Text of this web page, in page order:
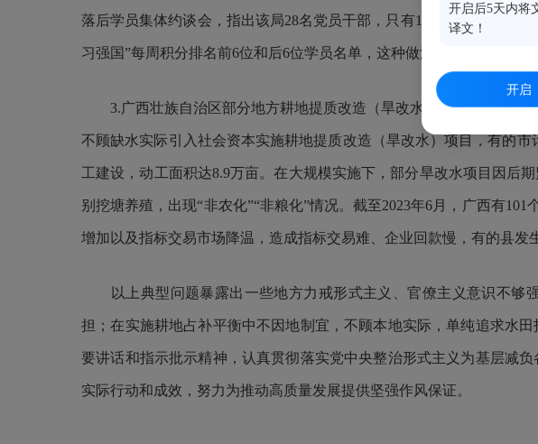
落后学员集体约谈会，指出该局28名党员干部，只有18人学习情况较
习强国”每周积分排名前6位和后6位学员名单，这种做法给党员干部额外
3.广西壮族自治区部分地方耕地提质改造（旱改水）项目组织实施
不顾缺水实际引入社会资本实施耕地提质改造（旱改水）项目，有的
工建设，动工面积达8.9万亩。在大规模实施下，部分旱改水项目因后
别挖塘养殖，出现“非农化”“非粮化”情况。截至2023年6月，广西有
增加以及指标交易市场降温，造成指标交易难、企业回款慢，有的县发
以上典型问题暴露出一些地方力戒形式主义、官僚主义意识不够
担；在实施耕地占补平衡中不因地制宜，不顾本地实际，单纯追求水
要讲话和指示批示精神，认真贯彻落实党中央整治形式主义为基层减
实际行动和成效，努力为推动高质量发展提供坚强作风保证。
开启后5天内将
译文！
开启